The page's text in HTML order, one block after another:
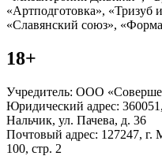
«Артподготовка»,
«Славянский союз»,
18+
Учредитель: ООО
Юридический адрес:
Нальчик, ул. Пачева, д. 36
Почтовый адрес: 127247, г.
100, стр. 2